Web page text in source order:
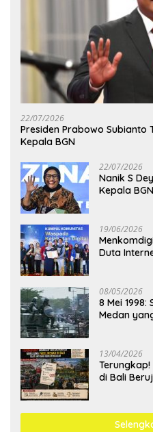
22/07/2026
Presiden Prabowo Subianto
Kepala BGN
22/07/2026
Nanik S
Kepala BGN
19/06/2026
Duta
08/05/2026
8 Mei
Medan
13/04/2026
di Bali